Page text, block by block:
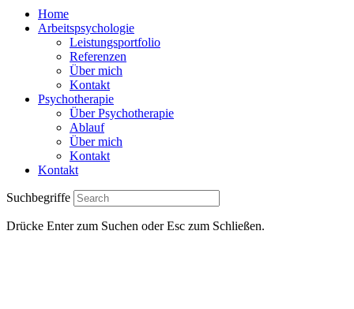
Home
Arbeitspsychologie
Leistungsportfolio
Referenzen
Über mich
Kontakt
Psychotherapie
Über Psychotherapie
Ablauf
Über mich
Kontakt
Kontakt
Suchbegriffe
Drücke Enter zum Suchen oder Esc zum Schließen.